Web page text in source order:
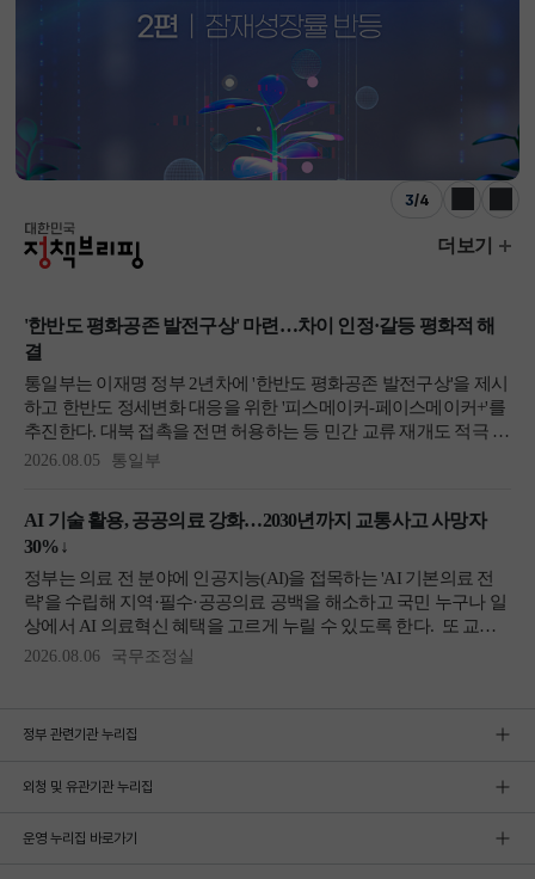
3/4
이전 다음
정부 관련기관 누리집
외청 및 유관기관 누리집
운영 누리집 바로가기